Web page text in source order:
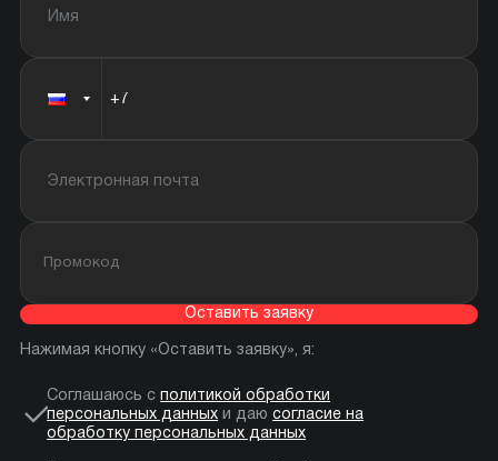
Оставить заявку
Нажимая кнопку «Оставить заявку», я:
Соглашаюсь с политикой обработки
персональных данных и даю согласие на
обработку персональных данных